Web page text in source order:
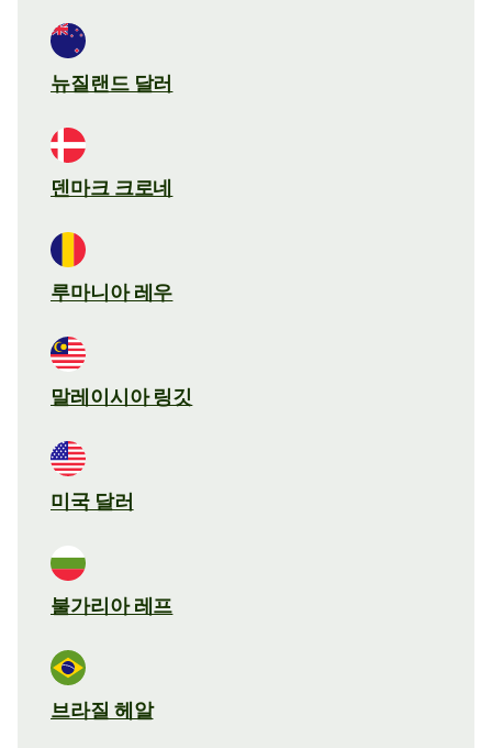
뉴질랜드 달러
덴마크 크로네
루마니아 레우
말레이시아 링깃
미국 달러
불가리아 레프
브라질 헤알